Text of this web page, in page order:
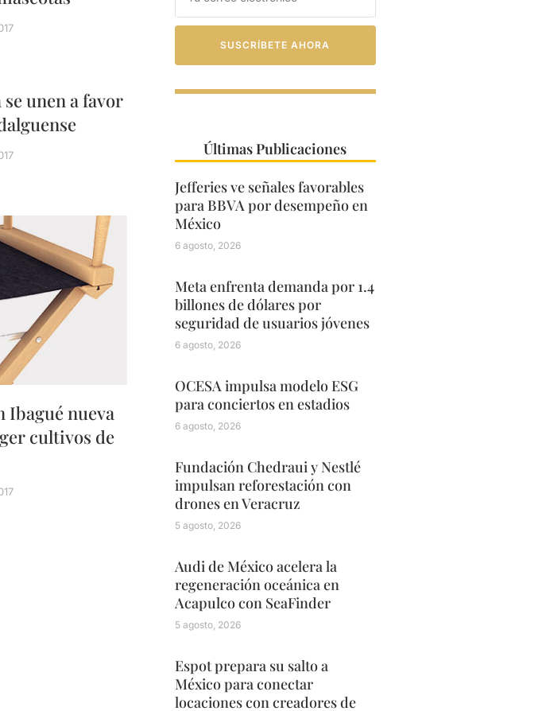
se unen a favor
Ibagué nueva
cultivos de
SUSCRÍBETE AHORA
Últimas Publicaciones
Jefferies ve señales favorables
para BBVA por desempeño en
México
6 agosto, 2026
Meta enfrenta demanda por 1.4
billones de dólares por
seguridad de usuarios jóvenes
6 agosto, 2026
OCESA impulsa modelo ESG
para conciertos en estadios
6 agosto, 2026
Fundación Chedraui y Nestlé
impulsan reforestación con
drones en Veracruz
5 agosto, 2026
Audi de México acelera la
regeneración oceánica en
Acapulco con SeaFinder
5 agosto, 2026
Espot prepara su salto a
México para conectar
locaciones con creadores de